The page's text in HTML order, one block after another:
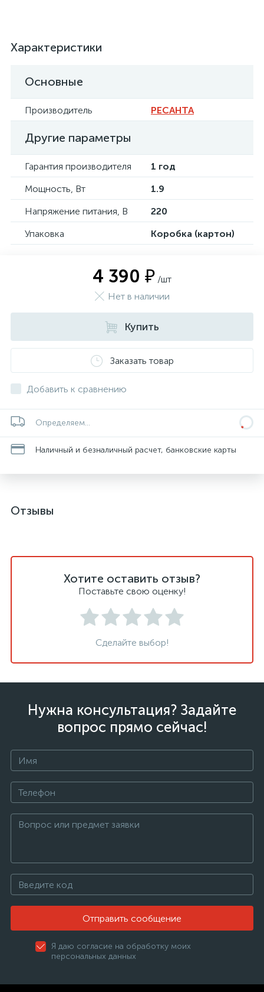
Характеристики
Основные
Производитель РЕСАНТА
Другие параметры
Гарантия производителя
1 год
Мощность, Вт
1.9
Напряжение питания, В
220
Упаковка
Коробка (картон)
4 390 ₽ /шт
Нет в наличии
Купить
Заказать товар
Добавить к сравнению
Определяем...
Наличный и безналичный расчет, банковские карты
Отзывы
Хотите оставить отзыв?
Поставьте свою оценку!
Сделайте выбор!
Нужна консультация? Задайте
вопрос прямо сейчас!
Отправить сообщение
Я даю согласие на обработку моих
персональных данных